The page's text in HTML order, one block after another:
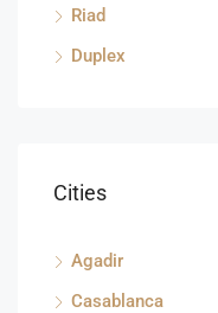
Riad
Duplex
Cities
Agadir
Casablanca